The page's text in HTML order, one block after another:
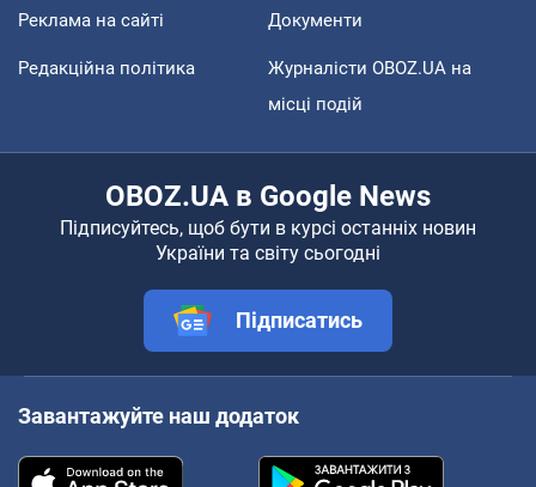
Реклама на сайті Документи
Редакційна політика
Журналісти OBOZ.UA на
місці подій
OBOZ.UA в Google News
Підписуйтесь, щоб бути в курсі останніх новин
України та світу сьогодні
Підписатись
Завантажуйте наш додаток